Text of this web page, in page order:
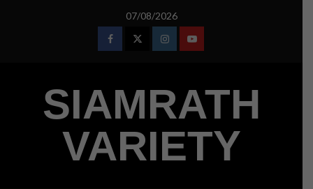
07/08/2026
FacebookTwitterInstagramYoutube
SIAMRATH
VARIETY